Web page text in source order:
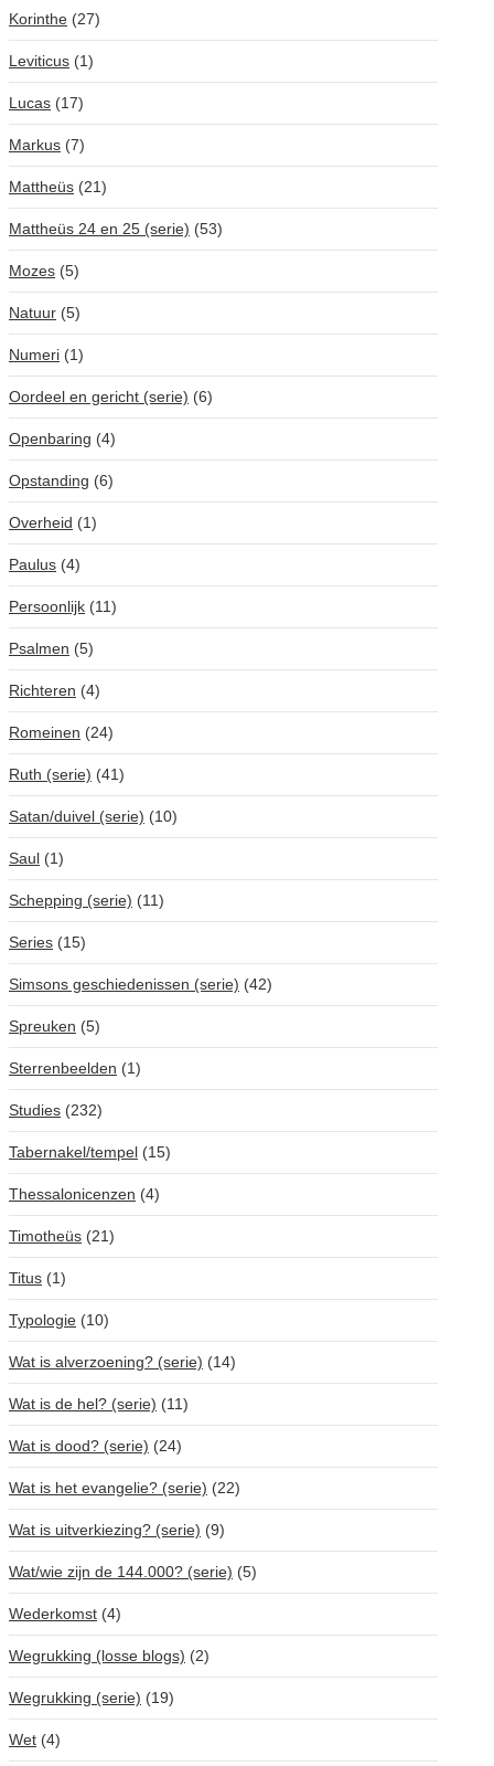
Korinthe (27)
Leviticus (1)
Lucas (17)
Markus (7)
Mattheüs (21)
Mattheüs 24 en 25 (serie) (53)
Mozes (5)
Natuur (5)
Numeri (1)
Oordeel en gericht (serie) (6)
Openbaring (4)
Opstanding (6)
Overheid (1)
Paulus (4)
Persoonlijk (11)
Psalmen (5)
Richteren (4)
Romeinen (24)
Ruth (serie) (41)
Satan/duivel (serie) (10)
Saul (1)
Schepping (serie) (11)
Series (15)
Simsons geschiedenissen (serie) (42)
Spreuken (5)
Sterrenbeelden (1)
Studies (232)
Tabernakel/tempel (15)
Thessalonicenzen (4)
Timotheüs (21)
Titus (1)
Typologie (10)
Wat is alverzoening? (serie) (14)
Wat is de hel? (serie) (11)
Wat is dood? (serie) (24)
Wat is het evangelie? (serie) (22)
Wat is uitverkiezing? (serie) (9)
Wat/wie zijn de 144.000? (serie) (5)
Wederkomst (4)
Wegrukking (losse blogs) (2)
Wegrukking (serie) (19)
Wet (4)